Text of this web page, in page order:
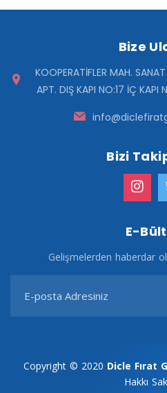
Bize
KOOPERATİFLER MAH.
APT. DIŞ KAPI NO:17 İÇ KAPI
Bizi
E-
Gelişmelerden haberdar
Copyright © 2020 Dicle Fırat
Hakkı